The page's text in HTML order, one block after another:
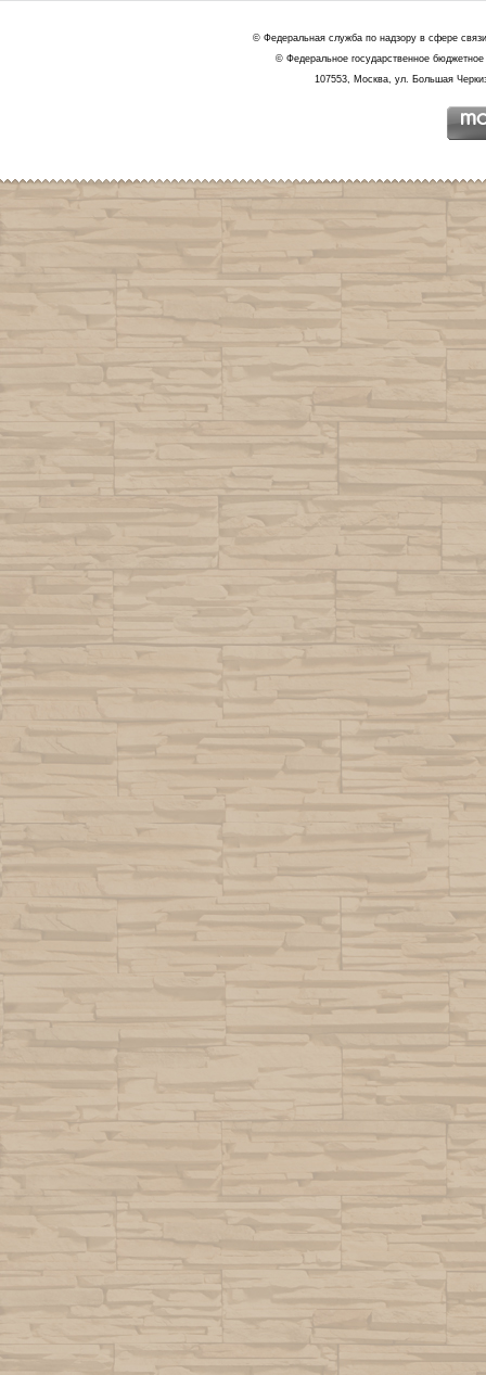
© Федеральная служба по надзору в сфере
© Федеральное государственное
107553, Москва, ул. Большая